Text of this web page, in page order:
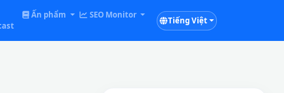
Ấn phẩm SEO Monitor
Tiếng Việt